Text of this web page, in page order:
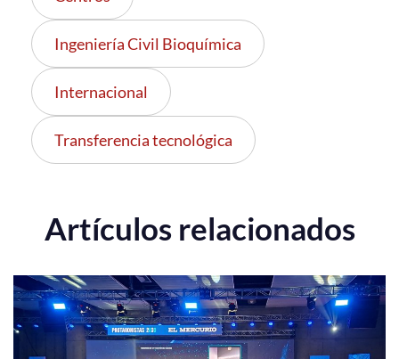
Ingeniería Civil Bioquímica
Internacional
Transferencia tecnológica
Artículos relacionados